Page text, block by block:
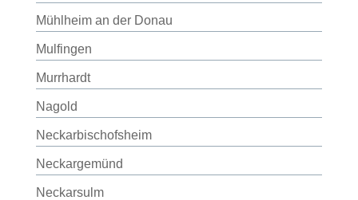
Mühlheim an der Donau
Mulfingen
Murrhardt
Nagold
Neckarbischofsheim
Neckargemünd
Neckarsulm